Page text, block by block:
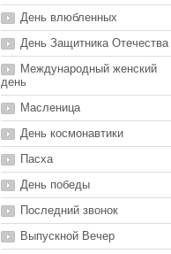
День влюбленных
День Защитника Отечества
Международный женский
день
Масленица
День космонавтики
Пасха
День победы
Последний звонок
Выпускной Вечер